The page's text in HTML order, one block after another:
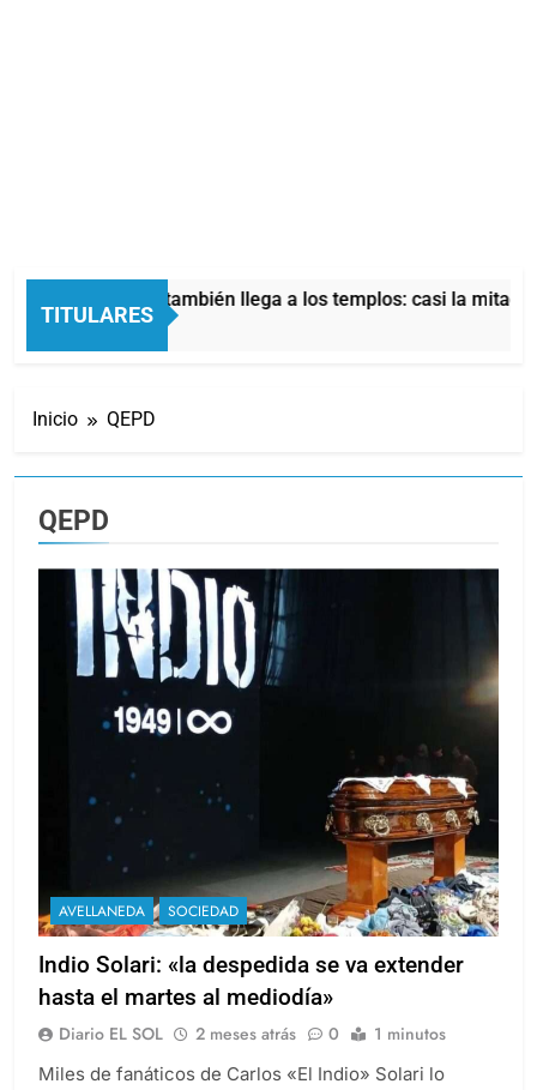
TITULARES
económica también llega a los templos: casi la mitad de
Inicio QEPD
QEPD
AVELLANEDA SOCIEDAD
Indio Solari: «la despedida se va extender
hasta el martes al mediodía»
Diario EL SOL 2 meses atrás 0 1 minutos
Miles de fanáticos de Carlos «El Indio» Solari lo